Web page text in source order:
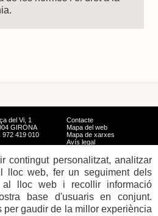
del Vi, 1
GIRONA
972 419 010
Contacte
Mapa del web
Mapa de xarxes
Avís legal
contingut personalitzat, analitzar
lloc web, fer un seguiment dels
al lloc web i recollir informació
base d'usuaris en conjunt.
per gaudir de la millor experiència